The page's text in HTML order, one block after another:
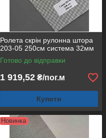
Ролета скрін рулонна штора
203-05 250см система 32мм
Готово до відправки
1 919,52 ₴/пог.м
Купити
Новинка